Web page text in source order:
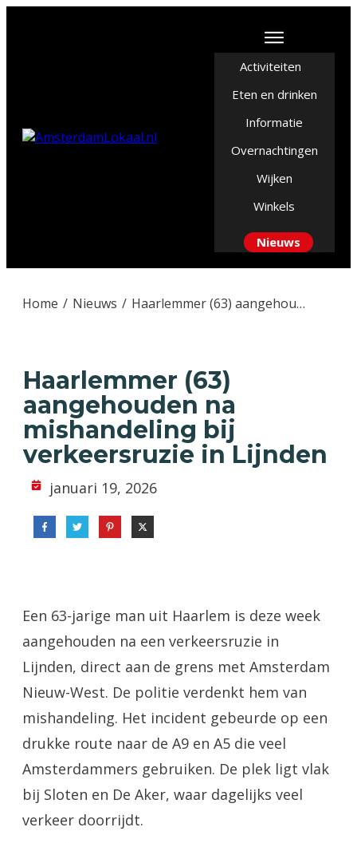
Activiteiten
Eten en drinken
Informatie
Overnachtingen
Wijken
Winkels
Nieuws
Home / Nieuws / Haarlemmer (63) aangehouden na mishandeling bij verkeersruzie in Lijnden
Haarlemmer (63)
aangehouden na
mishandeling bij
verkeersruzie in Lijnden
januari 19, 2026
Een 63-jarige man uit Haarlem is deze week
aangehouden na een verkeersruzie in
Lijnden, direct aan de grens met Amsterdam
Nieuw-West. De politie verdenkt hem van
mishandeling. Het incident gebeurde op een
drukke route naar de A9 en A5 die veel
Amsterdammers gebruiken. De plek ligt vlak
bij Sloten en De Aker, waar dagelijks veel
verkeer doorrijdt.